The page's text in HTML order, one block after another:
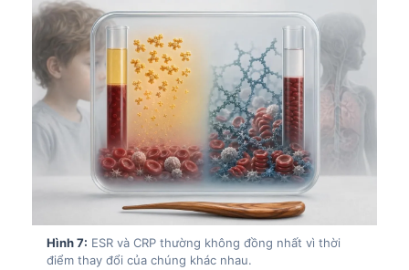
Hình 7: ESR và CRP thường không đồng nhất vì thời
điểm thay đổi của chúng khác nhau.
ไทย
ဗမာစာ
ភាសាខ្មែរ
Kiswahili
Українська
O‘zbekcha
Català
Қазақ тілі